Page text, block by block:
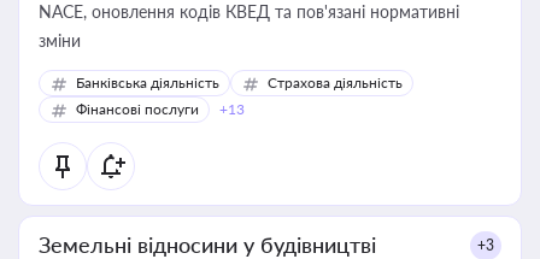
NACE, оновлення кодів КВЕД та пов'язані нормативні
зміни
Банківська діяльність
Страхова діяльність
Фінансові послуги
+13
Земельні відносини у будівництві +3